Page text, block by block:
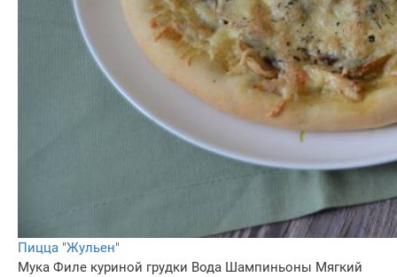
Пицца "Жульен"
Мука Филе куриной грудки Вода Шампиньоны Мягкий